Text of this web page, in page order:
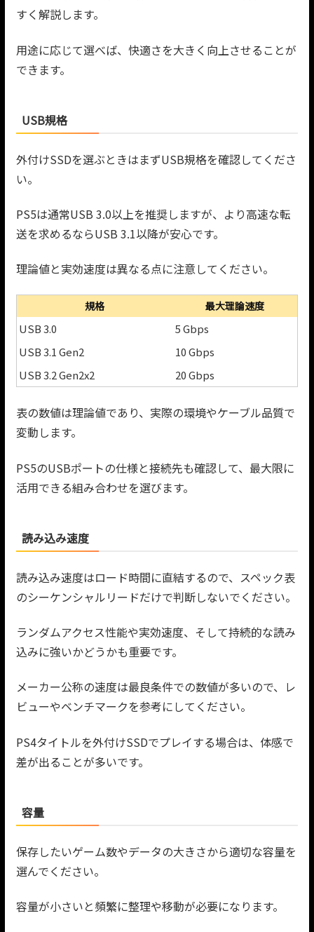
すく解説します。
用途に応じて選べば、快適さを大きく向上させることが
できます。
USB規格
外付けSSDを選ぶときはまずUSB規格を確認してくださ
い。
PS5は通常USB 3.0以上を推奨しますが、より高速な転
送を求めるならUSB 3.1以降が安心です。
理論値と実効速度は異なる点に注意してください。
規格 最大理論速度
USB 3.0
5 Gbps
USB 3.1 Gen2
10 Gbps
USB 3.2 Gen2x2
20 Gbps
表の数値は理論値であり、実際の環境やケーブル品質で
変動します。
PS5のUSBポートの仕様と接続先も確認して、最大限に
活用できる組み合わせを選びます。
読み込み速度
読み込み速度はロード時間に直結するので、スペック表
のシーケンシャルリードだけで判断しないでください。
ランダムアクセス性能や実効速度、そして持続的な読み
込みに強いかどうかも重要です。
メーカー公称の速度は最良条件での数値が多いので、レ
ビューやベンチマークを参考にしてください。
PS4タイトルを外付けSSDでプレイする場合は、体感で
差が出ることが多いです。
容量
保存したいゲーム数やデータの大きさから適切な容量を
選んでください。
容量が小さいと頻繁に整理や移動が必要になります。